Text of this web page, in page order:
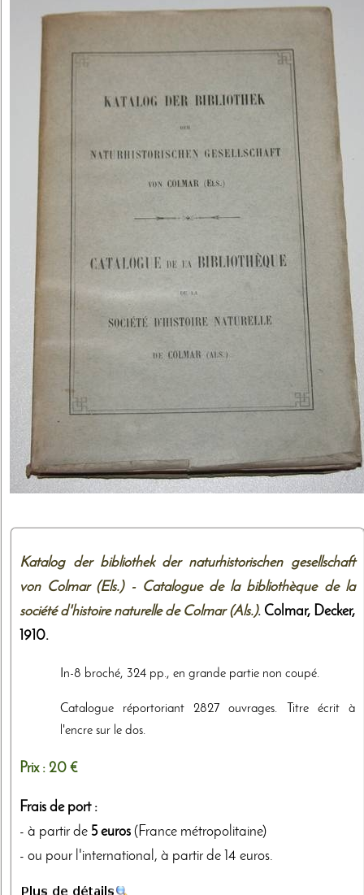
Katalog der bibliothek der naturhistorischen gesellschaft
von Colmar (Els.) - Catalogue de la bibliothèque de la
société d'histoire naturelle de Colmar (Als.). Colmar, Decker,
1910.
In-8 broché, 324 pp., en grande partie non coupé.
Catalogue réportoriant 2827 ouvrages. Titre écrit à
l'encre sur le dos.
Prix : 20 €
Frais de port :
- à partir de 5 euros (France métropolitaine)
- ou pour l'international, à partir de 14 euros.